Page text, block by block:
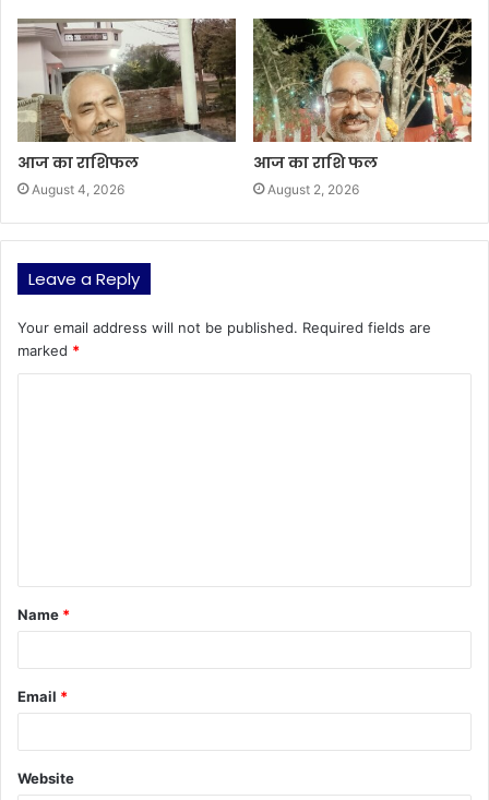
आज का राशिफल
August 4, 2026
आज का राशि फल
August 2, 2026
Leave a Reply
Your email address will not be published. Required fields are
marked *
t
*
Name *
Email *
Website